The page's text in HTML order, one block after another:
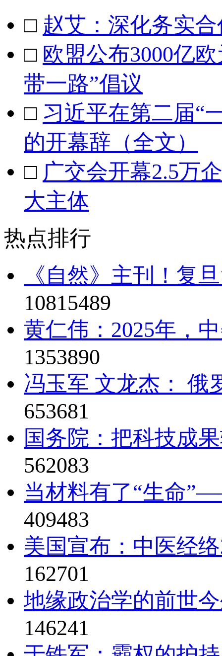
□ 赵艾：深化务实
□ 欧盟公布3000亿
带一路”倡议
□ 习近平在第二届“
的开幕辞（全文）
□ 广交会开幕2.5万
大主体
热点排行
《自然》主刊！复
10815489
黄仁伟：2025年，
1353890
冯玉军 文龙杰： 俄
653681
国务院：把科技成
562083
当材料有了“生命
409483
美国宣布：中医经
162701
地缘政治学的前世
146241